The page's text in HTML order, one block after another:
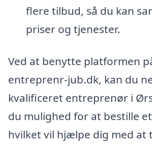
flere tilbud, så du kan
priser og tjenester.
Ved at benytte platformen
entreprenr-jub.dk, kan du
kvalificeret entreprenør i
du mulighed for at bestille
hvilket vil hjælpe dig med at